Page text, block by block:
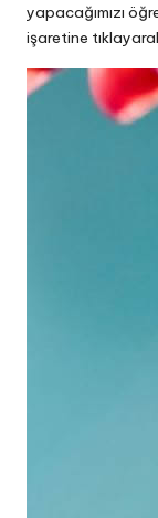
yapacağımızı
işaretine